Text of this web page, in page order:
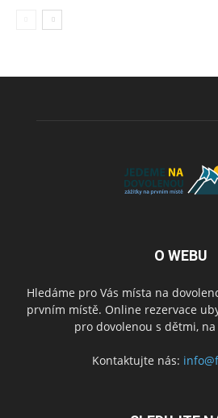
O WEBU
Hledáme pro Vás místa na
prvním místě. Online rezervace
pro dovolenou s dětmi, na
Kontaktujte nás: